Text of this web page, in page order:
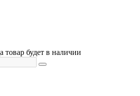
товар будет в наличии